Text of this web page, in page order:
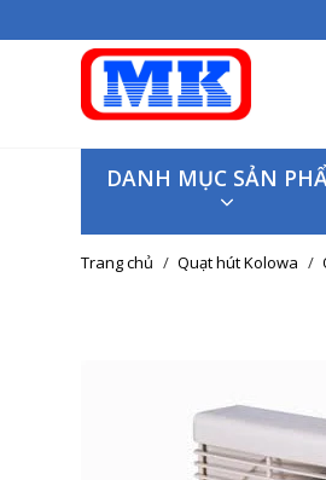
DANH MỤC SẢN
Trang chủ Quạt hút Kolowa